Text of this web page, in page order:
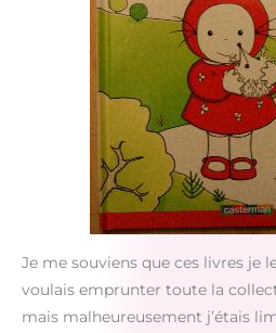
Je me souviens que ces livres je
voulais emprunter toute la
mais malheureusement j’étais